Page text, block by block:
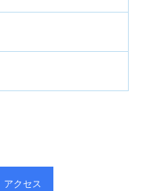
アクセス